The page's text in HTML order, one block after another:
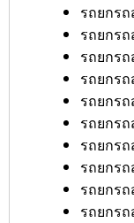
รถยกร
รถยกร
รถยกร
รถยกร
รถยกรถ
รถยกร
รถยกร
รถยกร
รถยกร
รถยกร